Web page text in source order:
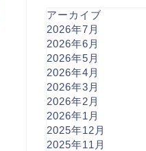
アーカイブ
2026年7月
2026年6月
2026年5月
2026年4月
2026年3月
2026年2月
2026年1月
2025年12月
2025年11月